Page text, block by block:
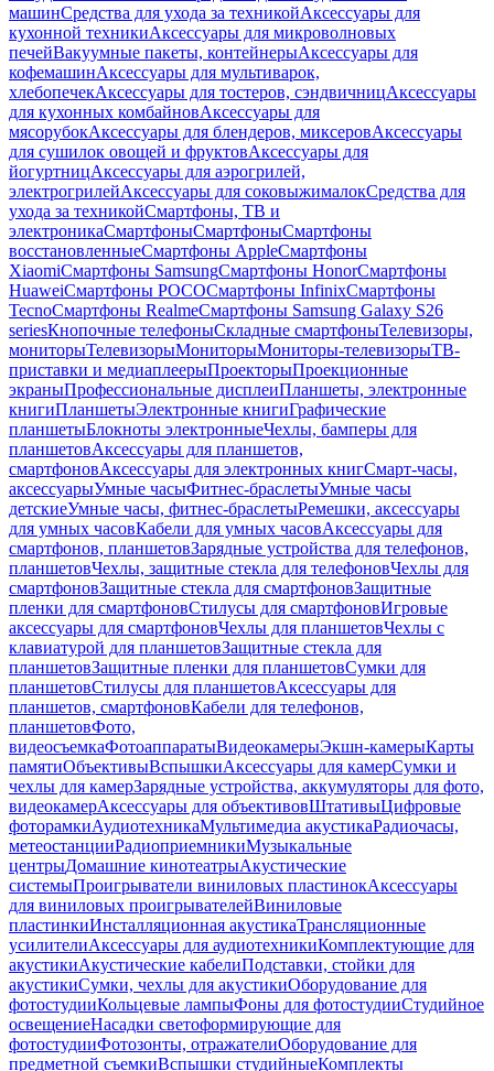
машинСредства для ухода за техникойАксессуары для
кухонной техникиАксессуары для микроволновых
печейВакуумные пакеты, контейнерыАксессуары для
кофемашинАксессуары для мультиварок,
хлебопечекАксессуары для тостеров, сэндвичницАксессуары
для кухонных комбайновАксессуары для
мясорубокАксессуары для блендеров, миксеровАксессуары
для сушилок овощей и фруктовАксессуары для
йогуртницАксессуары для аэрогрилей,
электрогрилейАксессуары для соковыжималокСредства для
ухода за техникойСмартфоны, ТВ и
электроникаСмартфоныСмартфоныСмартфоны
восстановленныеСмартфоны AppleСмартфоны
XiaomiСмартфоны SamsungСмартфоны HonorСмартфоны
HuaweiСмартфоны POCOСмартфоны InfinixСмартфоны
TecnoСмартфоны RealmeСмартфоны Samsung Galaxy S26
seriesКнопочные телефоныСкладные смартфоныТелевизоры,
мониторыТелевизорыМониторыМониторы-телевизорыТВ-
приставки и медиаплеерыПроекторыПроекционные
экраныПрофессиональные дисплеиПланшеты, электронные
книгиПланшетыЭлектронные книгиГрафические
планшетыБлокноты электронныеЧехлы, бамперы для
планшетовАксессуары для планшетов,
смартфоновАксессуары для электронных книгСмарт-часы,
аксессуарыУмные часыФитнес-браслетыУмные часы
детскиеУмные часы, фитнес-браслетыРемешки, аксессуары
для умных часовКабели для умных часовАксессуары для
смартфонов, планшетовЗарядные устройства для телефонов,
планшетовЧехлы, защитные стекла для телефоновЧехлы для
смартфоновЗащитные стекла для смартфоновЗащитные
пленки для смартфоновСтилусы для смартфоновИгровые
аксессуары для смартфоновЧехлы для планшетовЧехлы с
клавиатурой для планшетовЗащитные стекла для
планшетовЗащитные пленки для планшетовСумки для
планшетовСтилусы для планшетовАксессуары для
планшетов, смартфоновКабели для телефонов,
планшетовФото,
видеосъемкаФотоаппаратыВидеокамерыЭкшн-камерыКарты
памятиОбъективыВспышкиАксессуары для камерСумки и
чехлы для камерЗарядные устройства, аккумуляторы для фото,
видеокамерАксессуары для объективовШтативыЦифровые
фоторамкиАудиотехникаМультимедиа акустикаРадиочасы,
метеостанцииРадиоприемникиМузыкальные
центрыДомашние кинотеатрыАкустические
системыПроигрыватели виниловых пластинокАксессуары
для виниловых проигрывателейВиниловые
пластинкиИнсталляционная акустикаТрансляционные
усилителиАксессуары для аудиотехникиКомплектующие для
акустикиАкустические кабелиПодставки, стойки для
акустикиСумки, чехлы для акустикиОборудование для
фотостудииКольцевые лампыФоны для фотостудииСтудийное
освещениеНасадки светоформирующие для
фотостудииФотозонты, отражателиОборудование для
предметной съемкиВспышки студийныеКомплекты